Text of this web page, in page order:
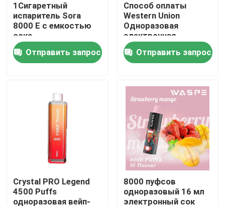
О нас
Путешествие фабрики
Свяжитесь мы
Новости
Прибор CBD устранимый Vape
1Сигаретный
испаритель Sora
8000 E с емкостью
сока
Отправить запрос
Способ оплаты
Western Union
Одноразовая
электронная
сигарета с
зарядным портом
типа C
Отправить запрос
Crystal PRO Legend
4500 Puffs
одноразовая вейп-
8000 пуфсов
одноразовый 16 мл
электронный сок